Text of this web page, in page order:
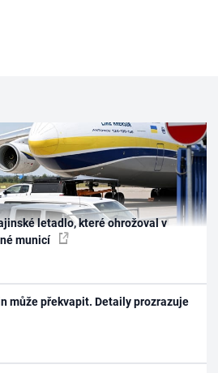
letadlo, které ohrožoval v
municí
může překvapit. Detaily prozrazuje